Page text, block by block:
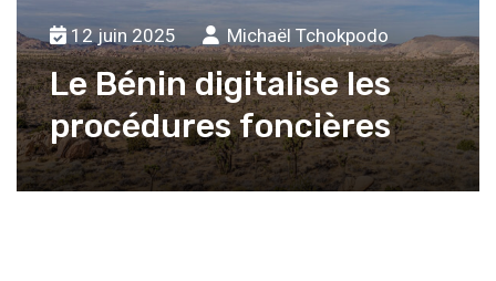
12 juin 2025 Michaël Tchokpodo
Le Bénin digitalise les
procédures foncières